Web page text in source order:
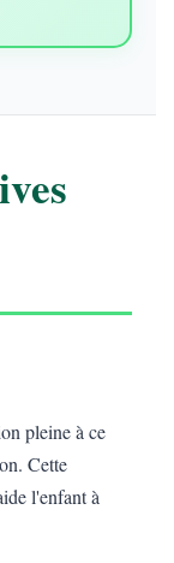
pleine à ce
Cette
l'enfant à